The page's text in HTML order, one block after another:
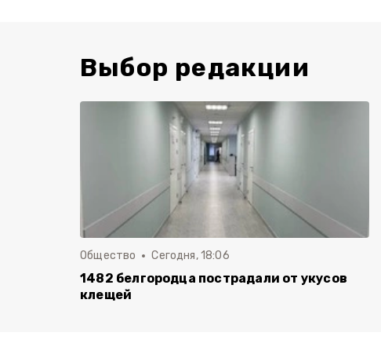
Выбор редакции
Общество Сегодня, 18:06
1482 белгородца пострадали от укусов
клещей